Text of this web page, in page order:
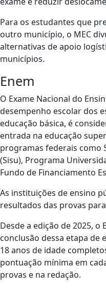
Para os estudantes que
outro município, o MEC
alternativas de apoio
municípios.
Enem
O Exame Nacional do
desempenho escolar dos
educação básica, é
entrada na educação
programas federais como
(Sisu), Programa
Fundo de Financiamento
As instituições de ensino
resultados das provas
Desde a edição de 2025,
conclusão dessa etapa de
18 anos de idade
pontuação mínima em
provas e na redação.